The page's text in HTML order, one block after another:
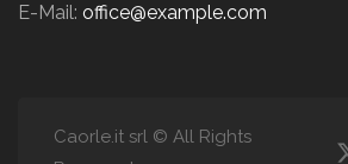
E-Mail: office@example.com
Caorle.it srl © All Rights